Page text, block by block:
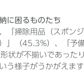
に困るものたち
「掃除用品（スポン
」（45.3%）、「予
状が不揃いであった
う様子がうかがえます